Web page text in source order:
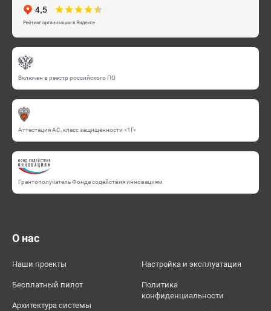
Включен в реестр российского ПО
Аттестация АС, класс защищенности «1Г»
Грантополучатель Фонда содействия инновациям
О нас
Наши проекты
Бесплатный пилот
Архитектура системы
Настройка и эксплуатация
Политика
конфиденциальности